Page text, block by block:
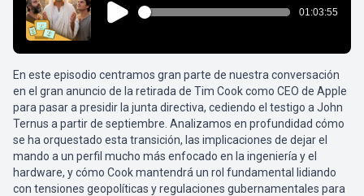
En este episodio centramos gran parte de nuestra conversación
en el gran anuncio de la retirada de Tim Cook como CEO de Apple
para pasar a presidir la junta directiva, cediendo el testigo a John
Ternus a partir de septiembre. Analizamos en profundidad cómo
se ha orquestado esta transición, las implicaciones de dejar el
mando a un perfil mucho más enfocado en la ingeniería y el
hardware, y cómo Cook mantendrá un rol fundamental lidiando
con tensiones geopolíticas y regulaciones gubernamentales para